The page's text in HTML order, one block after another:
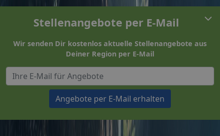
Stellenangebote per E-Mail
Wir senden Dir kostenlos aktuelle Stellenangebote aus
Deiner Region per E-Mail
Angebote per E-Mail erhalten